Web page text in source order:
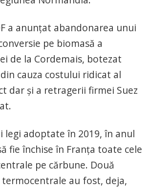
a anunţat abandonarea unui
pe biomasă a
de la Cordemais, botezat
cauza costului ridicat al
dar şi a retragerii firmei Suez
legi adoptate în 2019, în anul
fie închise în Franţa toate cele
pe cărbune. Două
au fost, deja,